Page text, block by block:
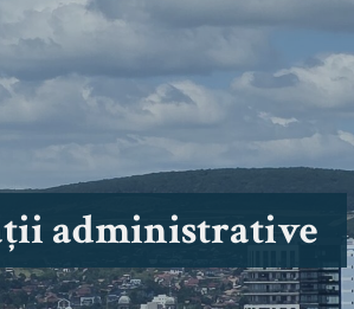
administrative